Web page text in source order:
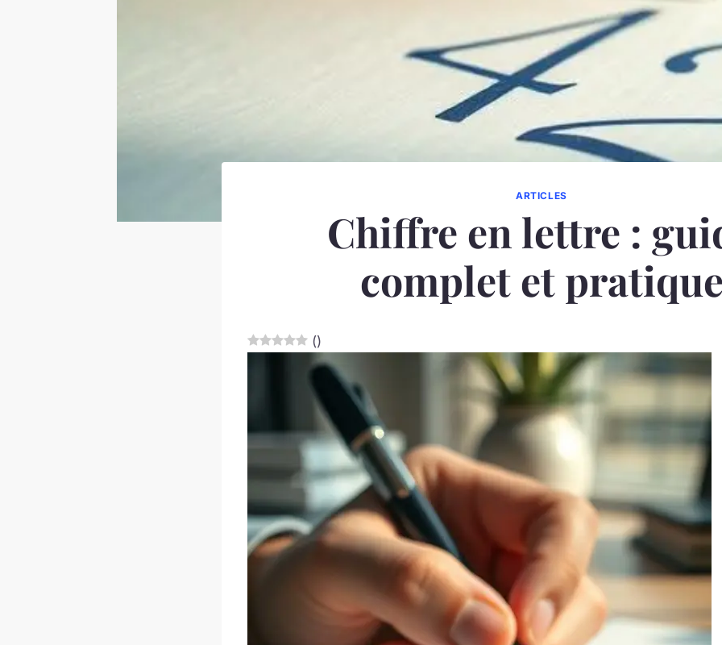
ARTICLES
Chiffre en lettre :
complet et
()